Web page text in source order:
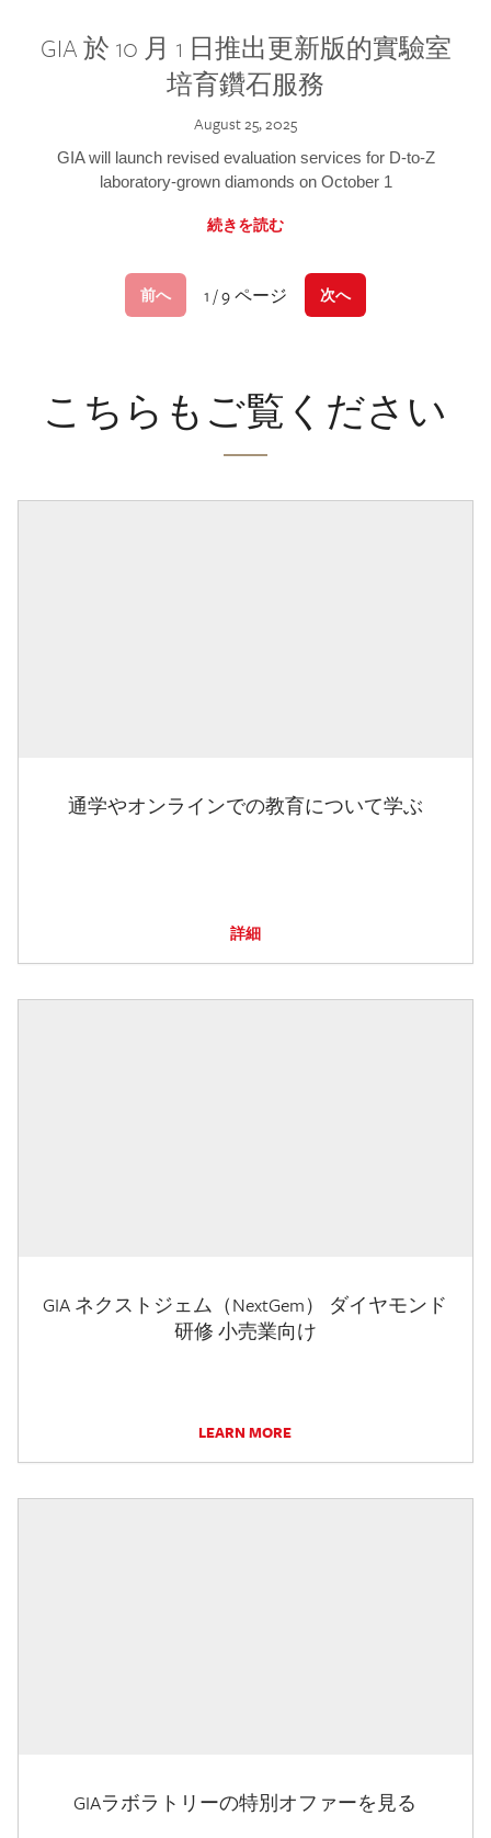
GIA 於 10 月 1 日推出更新版的實驗室
培育鑽石服務
August 25, 2025
GIA will launch revised evaluation services for D-to-Z
laboratory-grown diamonds on October 1
続きを読む
前へ 1 / 9 ページ 次へ
こちらもご覧ください
通学やオンラインでの教育について学ぶ
詳細
GIA ネクストジェム（NextGem） ダイヤモンド
研修 小売業向け
LEARN MORE
GIAラボラトリーの特別オファーを見る